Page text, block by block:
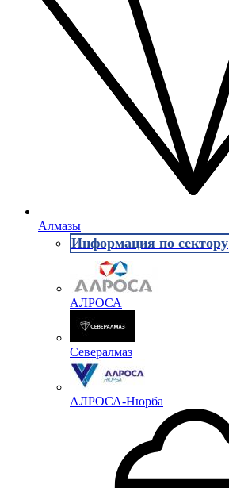
Алмазы
Информация по сектору
АЛРОСА
Севералмаз
АЛРОСА-Нюрба